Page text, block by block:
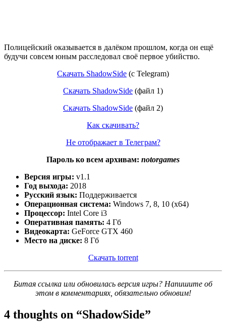
Полицейский оказывается в далёком прошлом, когда он ещё
будучи совсем юным расследовал своё первое убийство.
Скачать ShadowSide (c Telegram)
Скачать ShadowSide (файл 1)
Скачать ShadowSide (файл 2)
Как скачивать?
Не отображает в Телеграм?
Пароль ко всем архивам: notorgames
Версия игры: v1.1
Год выхода: 2018
Русский язык: Поддерживается
Операционная система: Windows 7, 8, 10 (x64)
Процессор: Intel Core i3
Оперативная память: 4 Гб
Видеокарта: GeForce GTX 460
Место на диске: 8 Гб
Скачать torrent
Битая ссылка или обновилась версия игры? Напишите об
этом в комментариях, обязательно обновим!
4 thoughts on “ShadowSide”